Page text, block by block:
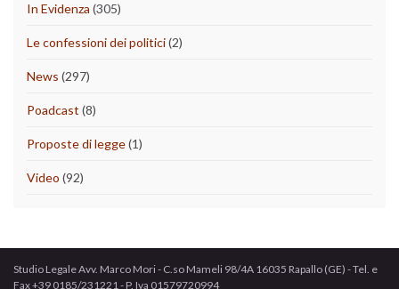
In Evidenza (305)
Le confessioni dei politici(2)
News (297)
Poadcast (8)
Proposte di legge(1)
Video (92)
Studio Legale Avv. Marco Mori - C.so Mameli 98/4A 16035 Rapallo (GE) - Tel. e
Fax +39 0185/231221 - P. Iva 01579720994